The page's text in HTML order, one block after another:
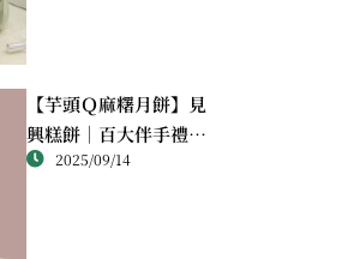
【芋頭Ｑ麻糬月餅】見
興糕餅｜百大伴手禮推
薦的綿密酥香新體驗
2025/09/14